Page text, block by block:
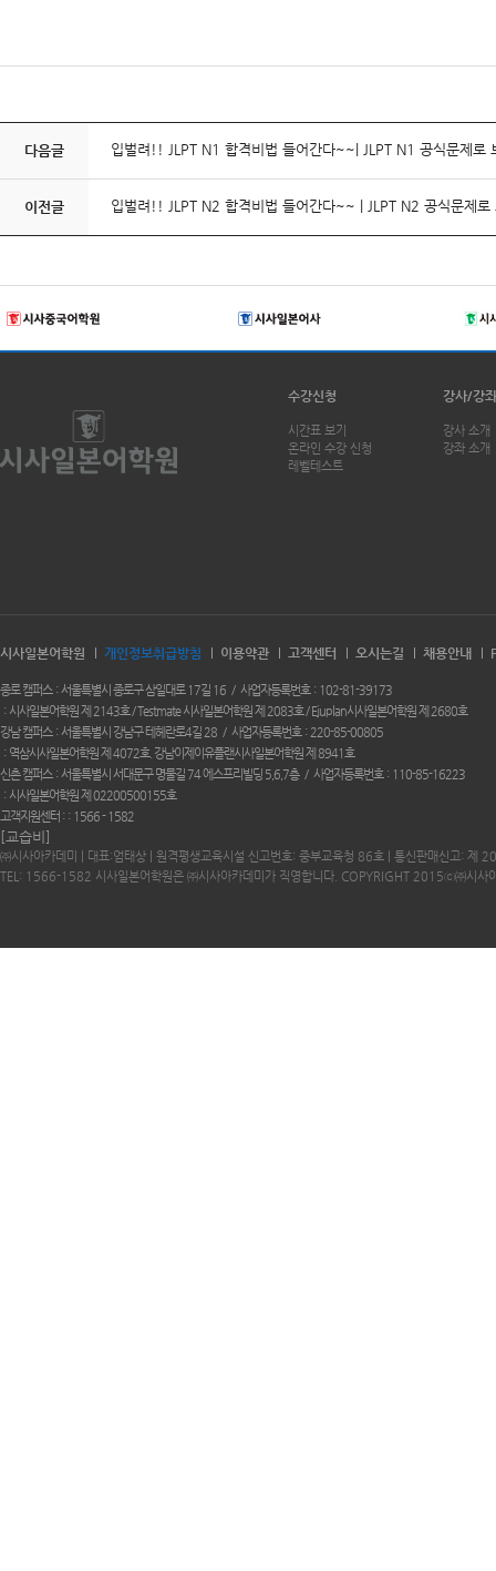
다음글 입벌려!! JLPT N1 합격비법 들어간다~~| JLPT N1 공식문제로
이전글 입벌려!! JLPT N2 합격비법 들어간다~~ | JLPT N2 공식문제
수강신청
시간표 보기
온라인 수강 신청
레벨테스트
강사/강좌
강사 소개
강좌 소개
시사일본어학원 개인정보취급방침 이용약관 고객센터 오시는길 채용안내
종로 캠퍼스 서울특별시 종로구 삼일대로 17길 16 사업자등록번호
102-81-39173
시사일본어학원 제 2143호 / Testmate 시사일본어학원 제 2083호 / Ejuplan시사일본어학원 제 2680호
강남 캠퍼스
서울특별시 강남구 테헤란로4길 28 사업자등록번호
220-85-00805
역삼시사일본어학원 제 4072호. 강남이제이유플랜시사일본어학원 제 8941호
신촌 캠퍼스
서울특별시 서대문구 명물길 74 에스프리빌딩 5,6,7층 사업자등록번호
110-85-16223
시사일본어학원 제 02200500155호
고객지원센터 :
1566 - 1582
[교습비]
㈜시사아카데미 | 대표:엄태상 | 원격평생교육시설 신고번호: 중부교육청 86호 | 통신판매신고: 제
TEL: 1566-1582 시사일본어학원은 ㈜시사아카데미가 직영합니다. COPYRIGHT 2015ⓒ㈜시사